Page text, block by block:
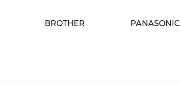
BROTHER PANASONIC